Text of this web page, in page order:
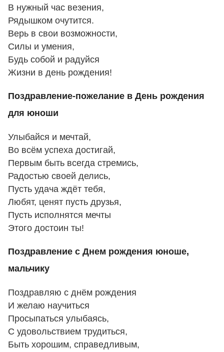
В нужный час везения,
Рядышком очутится.
Верь в свои возможности,
Силы и умения,
Будь собой и радуйся
Жизни в день рождения!
Поздравление-пожелание в День рождения
для юноши
Улыбайся и мечтай,
Во всём успеха достигай,
Первым быть всегда стремись,
Радостью своей делись,
Пусть удача ждёт тебя,
Любят, ценят пусть друзья,
Пусть исполнятся мечты
Этого достоин ты!
Поздравление с Днем рождения юноше,
мальчику
Поздравляю с днём рождения
И желаю научиться
Просыпаться улыбаясь,
С удовольствием трудиться,
Быть хорошим, справедливым,